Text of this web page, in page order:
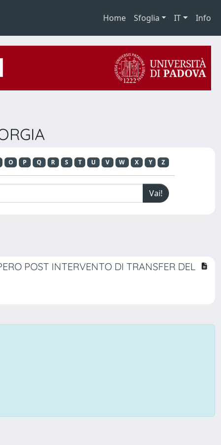
Home Sfoglia IT Info
O P Q R S T U V W X Y Z
POST INTERVENTO DI TRANSFER DEL